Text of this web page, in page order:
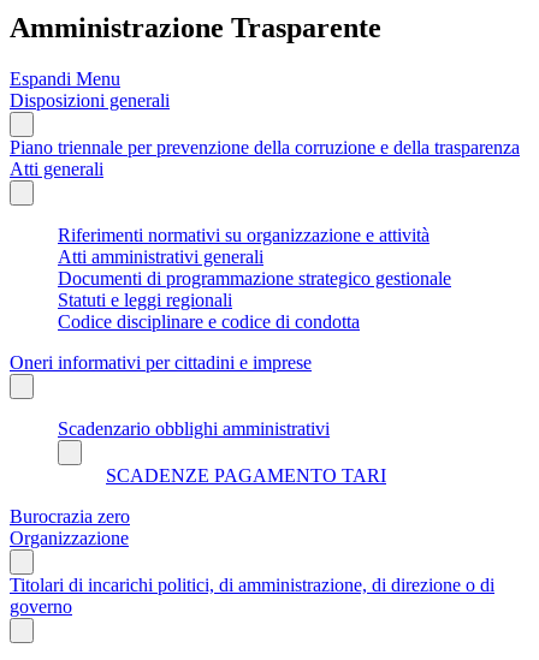
Amministrazione Trasparente
Espandi Menu
Disposizioni generali
Piano triennale per prevenzione della corruzione e della trasparenza
Atti generali
Riferimenti normativi su organizzazione e attività
Atti amministrativi generali
Documenti di programmazione strategico gestionale
Statuti e leggi regionali
Codice disciplinare e codice di condotta
Oneri informativi per cittadini e imprese
Scadenzario obblighi amministrativi
SCADENZE PAGAMENTO TARI
Burocrazia zero
Organizzazione
Titolari di incarichi politici, di amministrazione, di direzione o di
governo